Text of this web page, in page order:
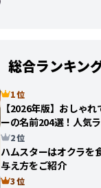
総合ランキン
1 位
【2026年版】おしゃ
ーの名前204選！人気
2 位
ハムスターはオクラを
与え方をご紹介
3 位